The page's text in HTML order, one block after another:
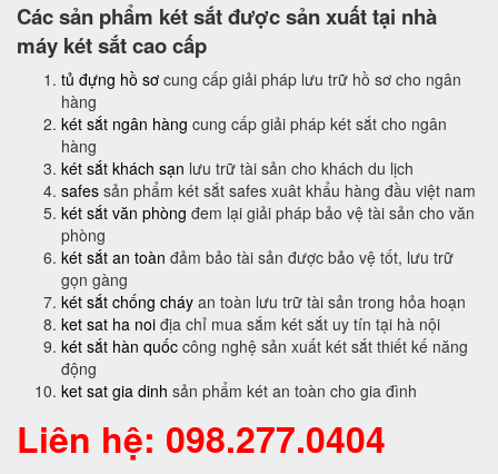
Các sản phẩm két sắt được sản xuất tại nhà
máy két sắt cao cấp
tủ đựng hồ sơ cung cấp giải pháp lưu trữ hồ sơ cho ngân
hàng
két sắt ngân hàng cung cấp giải pháp két sắt cho ngân
hàng
két sắt khách sạn lưu trữ tài sản cho khách du lịch
safes sản phẩm két sắt safes xuât khẩu hàng đầu việt nam
két sắt văn phòng đem lại giải pháp bảo vệ tài sản cho văn
phòng
két sắt an toàn đảm bảo tài sản được bảo vệ tốt, lưu trữ
gọn gàng
két sắt chống cháy an toàn lưu trữ tài sản trong hỏa hoạn
ket sat ha noi địa chỉ mua sắm két sắt uy tín tại hà nội
két sắt hàn quốc công nghệ sản xuất két sắt thiết kế năng
động
ket sat gia dinh sản phẩm két an toàn cho gia đình
Liên hệ: 098.277.0404